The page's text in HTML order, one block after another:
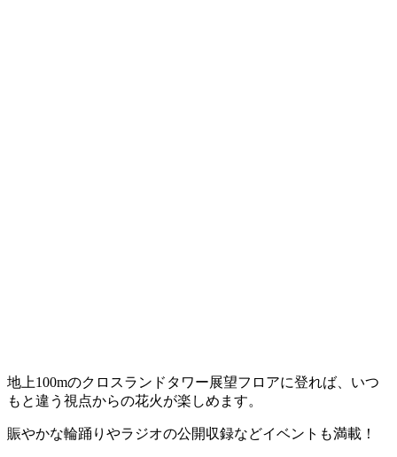
地上100mのクロスランドタワー展望フロアに登れば、いつ
もと違う視点からの花火が楽しめます。
賑やかな輪踊りやラジオの公開収録などイベントも満載！